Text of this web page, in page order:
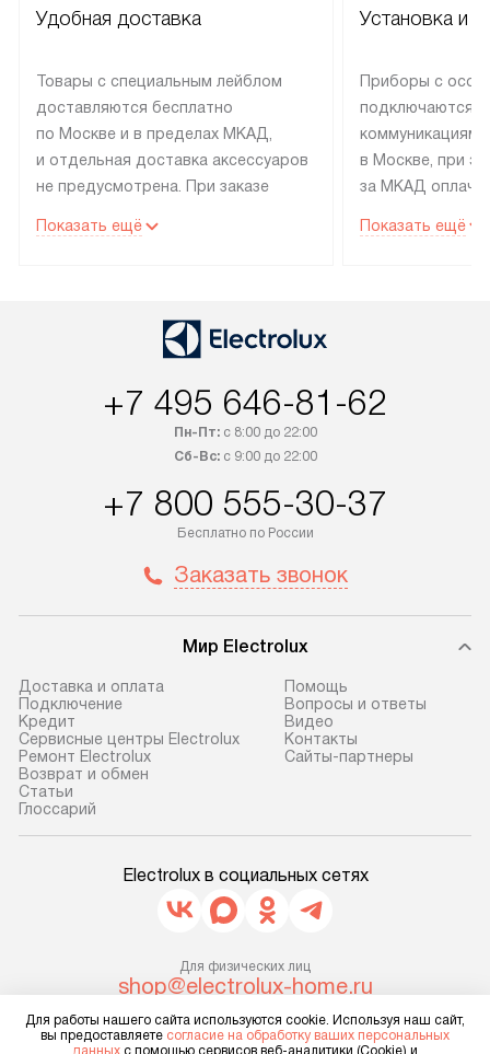
Удобная доставка
Товары с специальным лейблом
доставляются бесплатно
по Москве и в пределах МКАД,
и отдельная доставка аксессуаров
не предусмотрена. При заказе
рекомендуем обсудить
со статусом «В наличии» могут
быть отправлены покупателю
интересен товар «Под заказ»,
приобретения с менеджером сайта.
доставляются бесплатно
по Москве в пределах МКАД,
не предусмотрена. После 100%
до представительства
транспортной компании в г. Москва.
Пожалуйста, уточняйте условия
доставки у менеджера при
оформлении заказа.
В оговоренный день служба
доставки доставит упакованный
Если необходимо переместить
прибор до места установки,
уточните это с менеджером.
За данную услугу взимается
дополнительная плата. Важно
учитывать, что если размеры
Показать ещё
Установка и
Приборы с
подключаются к
коммуникациям
в Москве, при
за МКАД
партнера
по монтажу
материалы.
предполагают,
установленной
включает в
подключение к
коммуникациям,
Показать ещё
+7 495 646-81-62
Пн-Пт:с 8:00 до 22:00
Сб-Вс:с 9:00 до 22:00
+7 800 555-30-37
Бесплатно по России
Заказать звонок
Мир Electrolux
Доставка и оплата
Подключение
Кредит
Сервисные центры Electrolux
Ремонт Electrolux
Возврат и обмен
Cтатьи
Глоссарий
Помощь
Вопросы и ответы
Видео
Контакты
Сайты-партнеры
Electrolux в социальных сетях
Для физических лиц
shop@electrolux-home.ru
business@kvalitet.company
Для работы нашего сайта используются cookie. Используя наш сайт,
вы предоставляете согласие на обработку ваших персональных
данных с помощью сервисов веб-аналитики (Cookie) и